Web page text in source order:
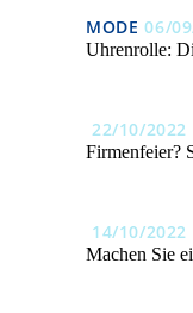
MODE 06/
Uhrenrolle:
22/10/2022
Firmenfeier?
14/10/2022
Machen Sie